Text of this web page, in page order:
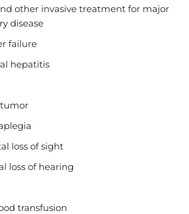
other invasive treatment for major
disease
failure
hepatitis
loss of sight
loss of hearing
transfusion